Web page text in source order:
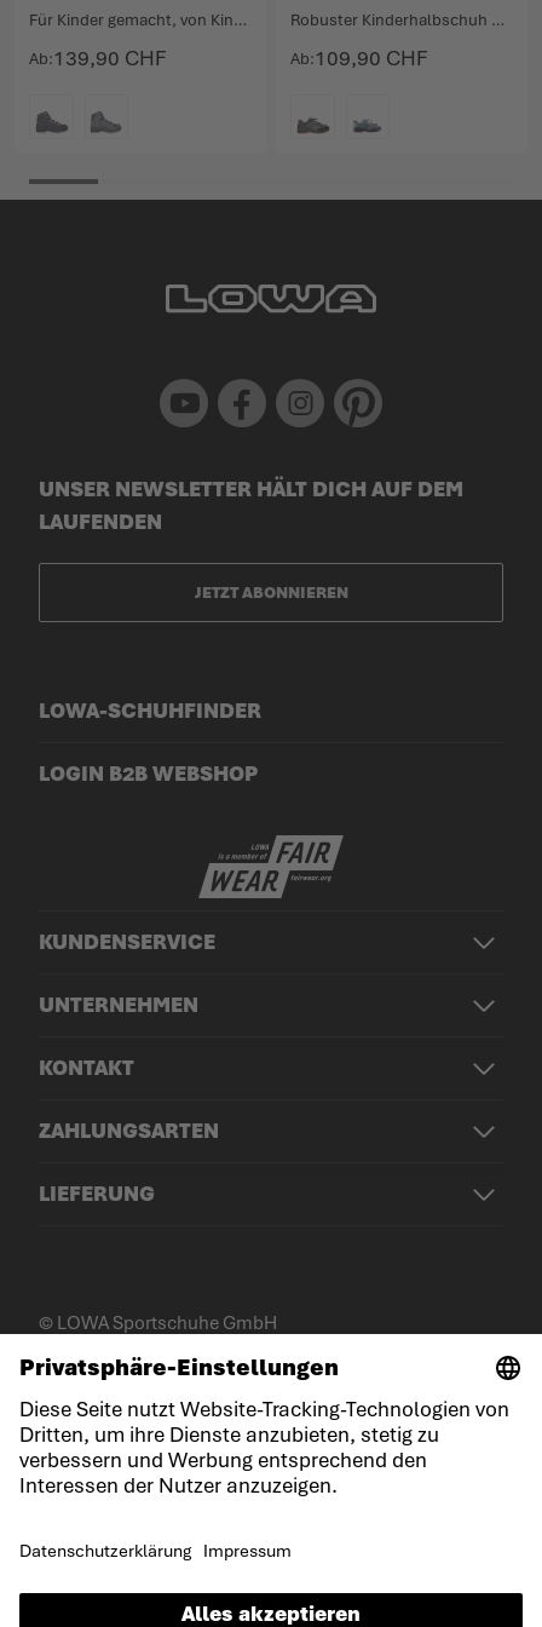
Ab 139,90 CHF
Für Kinder gemacht, von Kindern gemocht.
Ab 109,90 CHF
Robuster Kinderhalbschuh mit geringem Gewicht.
Youtube Facebook Instagram Pinterest
KUNDENSERVICE
UNTERNEHMEN
KONTAKT
ZAHLUNGSARTEN
LIEFERUNG
LOWA-SCHUHFINDER
LOGIN B2B WEBSHOP
UNSER NEWSLETTER HÄLT DICH AUF DEM
LAUFENDEN
JETZT ABONNIEREN
© LOWA Sportschuhe GmbH
Impressum
Datenschutz
Cookies
Gewinnspielbedingungen
Erklärung zur Barrierefreiheit